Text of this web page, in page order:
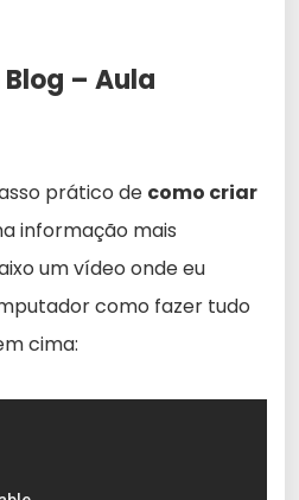
– Aula
prático de como criar
informação mais
um vídeo onde eu
como fazer tudo
cima: